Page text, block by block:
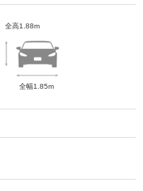
全高1.88m
全幅1.85m